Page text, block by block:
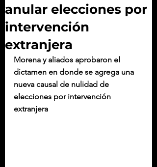
anular elecciones por
intervención
extranjera
Morena y aliados aprobaron el
dictamen en donde se agrega una
nueva causal de nulidad de
elecciones por intervención
extranjera